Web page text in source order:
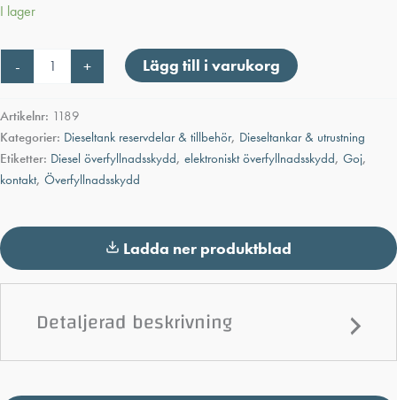
I lager
-
Vinklat
+ Lägg till i varukorg
Artikelnr: 1189
Kategorier: Dieseltank reservdelar & tillbehör, Dieseltankar & utrustning
Etiketter: Diesel överfyllnadsskydd, elektroniskt överfyllnadsskydd, Goj,
kontakt, Överfyllnadsskydd
Ladda ner produktblad
Detaljerad beskrivning